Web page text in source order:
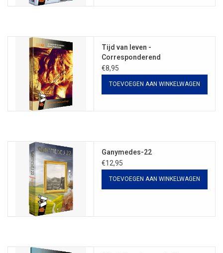
Tijd van leven -
Corresponderend
€8,95
TOEVOEGEN AAN WINKELWAGEN
Ganymedes-22
€12,95
TOEVOEGEN AAN WINKELWAGEN